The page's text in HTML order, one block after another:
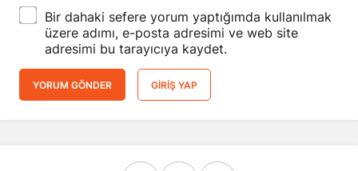
Bir dahaki sefere yorum yaptığımda kullanılmak
üzere adımı, e-posta adresimi ve web site
adresimi bu tarayıcıya kaydet.
YORUM GÖNDER GIRIŞ YAP